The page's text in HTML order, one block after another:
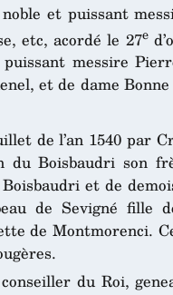
et puissant
etc, acordé le 27e
messire
et de dame
de l’an 1540 par
Boisbaudri son
et de
de Sevigné fille
de Montmorenci.
du Roi,